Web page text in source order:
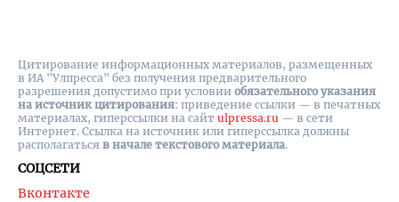
СОЦСЕТИ
Вконтакте
Цитирование информационных материалов, размещенных
в ИА "Улпресса" без получения предварительного
разрешения допустимо при условии обязательного указания
на источник цитирования: приведение ссылки — в печатных
материалах, гиперссылки на cайт ulpressa.ru — в сети
Интернет. Ссылка на источник или гиперссылка должны
располагаться в начале текстового материала.